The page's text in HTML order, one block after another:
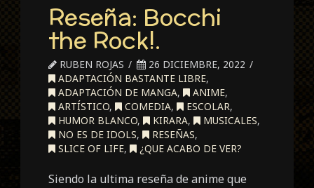
Reseña: Bocchi
the Rock!.
RUBEN ROJAS
26 DICIEMBRE, 2022
ADAPTACIÓN BASTANTE LIBRE,
ADAPTACIÓN DE MANGA, ANIME,
ARTÍSTICO, COMEDIA, ESCOLAR,
HUMOR BLANCO, KIRARA, MUSICALES,
NO ES DE IDOLS, RESEÑAS,
SLICE OF LIFE, ¿QUE ACABO DE VER?
Siendo la ultima reseña de anime que